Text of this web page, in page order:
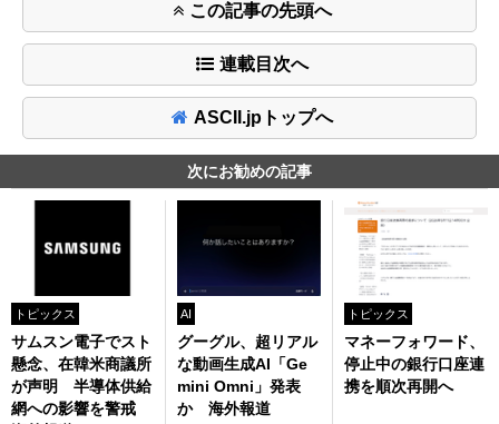
この記事の先頭へ
連載目次へ
ASCII.jpトップへ
次にお勧めの記事
トピックス
サムスン電子でスト
懸念、在韓米商議所
が声明 半導体供給
網への影響を警戒
AI
グーグル、超リアル
な動画生成AI「Ge
mini Omni」発表
か 海外報道
トピックス
マネーフォワード、
停止中の銀行口座連
携を順次再開へ